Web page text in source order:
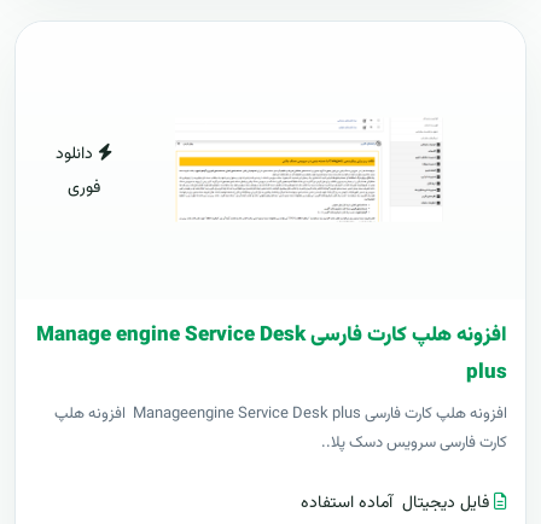
دانلود
فوری
افزونه هلپ کارت فارسی Manage engine Service Desk
plus
افزونه هلپ کارت فارسی Manageengine Service Desk plus افزونه هلپ
کارت فارسی سرویس دسک پلا..
فایل دیجیتال آماده استفاده